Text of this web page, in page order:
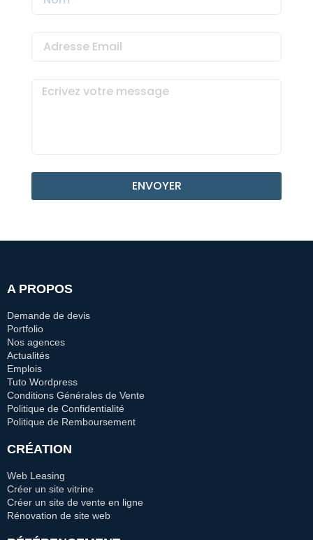
ENVOYER
A PROPOS
Demande de devis
Portfolio
Nos agences
Actualités
Emplois
Tuto Wordpress
Conditions Générales de Vente
Politique de Confidentialité
Politique de Remboursement
CRÉATION
Web Leasing
Créer un site vitrine
Créer un site de vente en ligne
Rénovation de site web